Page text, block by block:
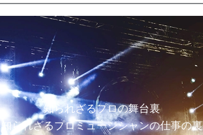
知られざるプロの舞台裏
知られざるプロミュージシャンの仕事の裏